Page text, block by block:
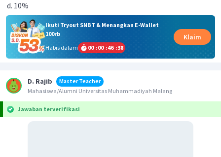
10%
Ikuti Tryout SNBT & Menangkan E-Wallet
100rb
Habis dalam
00 :00 :46 :38
Klaim
D. Rajib
Master Teacher
Mahasiswa/Alumni Universitas Muhammadiyah Malang
Jawaban terverifikasi